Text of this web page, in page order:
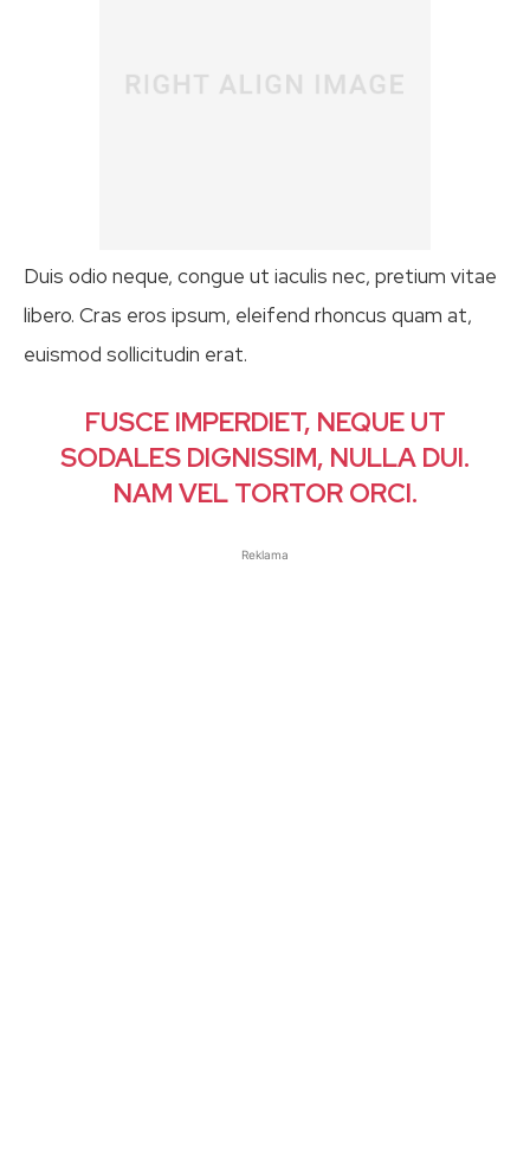
Duis odio neque, congue ut iaculis nec, pretium vitae
libero. Cras eros ipsum, eleifend rhoncus quam at,
euismod sollicitudin erat.
FUSCE IMPERDIET, NEQUE UT
SODALES DIGNISSIM, NULLA DUI.
NAM VEL TORTOR ORCI.
Reklama